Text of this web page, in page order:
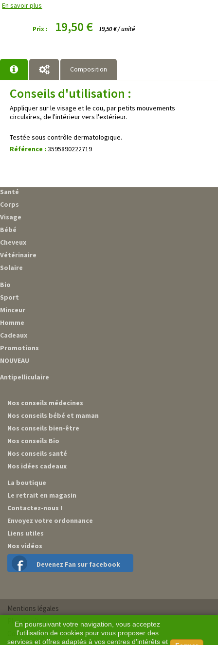
En savoir plus
Prix : 19,50 € 19,50 € / unité
Composition
Conseils d'utilisation :
Appliquer sur le visage et le cou, par petits mouvements
circulaires, de l'intérieur vers l'extérieur.
Testée sous contrôle dermatologique.
Référence : 3595890222719
Santé
Corps
Visage
Bébé
Cheveux
Vétérinaire
Solaire
Bio
Sport
Minceur
Homme
Cadeaux
Promotions
NOUVEAU
Antipelliculaire
Nos conseils médecines
Nos conseils bébé et maman
Nos conseils bien-être
Nos conseils Bio
Nos conseils santé
Nos idées cadeaux
La boutique
Le retrait en magasin
Contactez-nous !
Envoyez votre ordonnance
Liens utiles
Nos vidéos
Devenez Fan sur facebook
En poursuivant votre navigation, vous acceptez
l'utilisation de cookies pour vous proposer des
services et offres adaptés à vos centres d'intérêts et
Mentions légales
Plan du site
Conditions générales de vente